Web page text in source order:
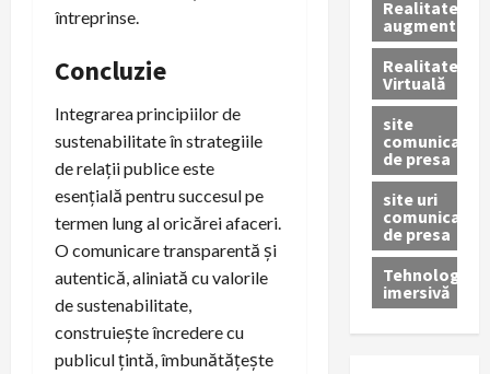
întreprinse.
Concluzie
Integrarea principiilor de
sustenabilitate în strategiile
de relații publice este
esențială pentru succesul pe
termen lung al oricărei afaceri.
O comunicare transparentă și
autentică, aliniată cu valorile
de sustenabilitate,
construiește încredere cu
publicul țintă, îmbunătățește
Realitatea
augmentată
Realitatea
Virtuală
site
comunicate
de presa
site uri
comunicate
de presa
Tehnologie
imersivă